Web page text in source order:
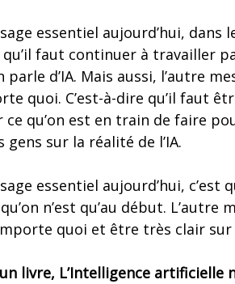
essentiel aujourd’hui, dans
faut continuer à travailler
parle d’IA. Mais aussi, l’autre
quoi. C’est-à-dire qu’il faut
qu’on est en train de faire
sur la réalité de l’IA.
essentiel aujourd’hui, c’est
n’est qu’au début.
quoi et être très clair
livre, L’Intelligence